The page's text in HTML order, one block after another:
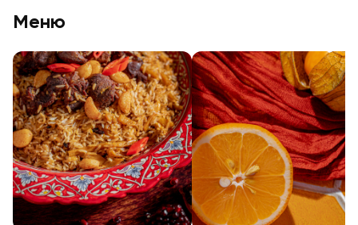
Меню